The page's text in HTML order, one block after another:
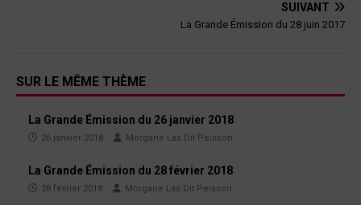
SUIVANT
La Grande Émission du 28 juin 2017
SUR LE MÊME THÈME
La Grande Émission du 26 janvier 2018
26 janvier 2018 Morgane Las Dit Peisson
La Grande Émission du 28 février 2018
28 février 2018 Morgane Las Dit Peisson